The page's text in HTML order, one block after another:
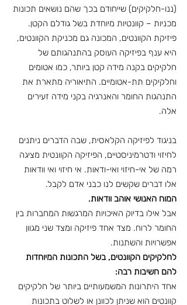
(ננו-חלקיקים) שייחודם בכך שהם נושאים תכונות
מכניות – קוונטיות מיוחדת בשל גודלם הקטן.
פיזיקת הקוונטים, המכונה גם מכניקת הקוונטים,
היא ענף בפיזיקה העוסק בהתנהגותם של
חלקיקים בקנה מידה קטן ביותר, כמו אטומים
וחלקיקים תת-אטומיים. התיאוריה מתארת את
התנהגות החומר והאנרגיה בקני מידה זעירים
אלה.
בניגוד לפיזיקה הקלאסית, שבה הדברים ניתנים
לחיזוי ודטרמיניסטיים, הפיזיקה הקוונטית מציגה
רמה של אי-חיזוי ואי-ודאות. אי חיזוי ואי וודאות
אלו דברים שקשים לנו כבני אדם לקבל.
המוח האנושי אוהב וודאות.
אבל אילו בדיוק האיכויות המרגשות המחברות בין
החומר לרוח. מצד אחד פיזיקה ומצד שני מגוון
אפשרויות והשתנות.
לחלקיקים הקוונטים, בשל התכונות המיוחדות
להם חשיבות רבה:
אחד היתרונות המשמעותיים ביותר של חלקיקים
קוונטים הוא שניתן לכוונן או לשלוט בתכונות